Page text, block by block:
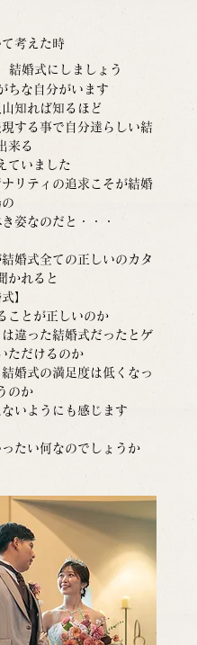
考えた時
結婚式にしましょう
ちな自分がいます
知れば知るほど
する事で自分達らしい結
来る
ていました
リティの追求こそが結婚
姿なのだと・・・
婚式全ての正しいのカタ
かれると
】
ことが正しいのか
違った結婚式だったとゲ
ただけるのか
婚式の満足度は低くなっ
のか
いようにも感じます
たい何なのでしょうか